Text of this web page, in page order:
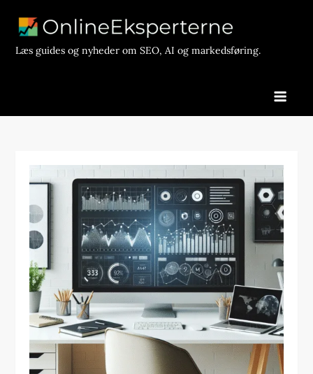
contentLæs guides og nyheder om SEO, AI og markedsføring.